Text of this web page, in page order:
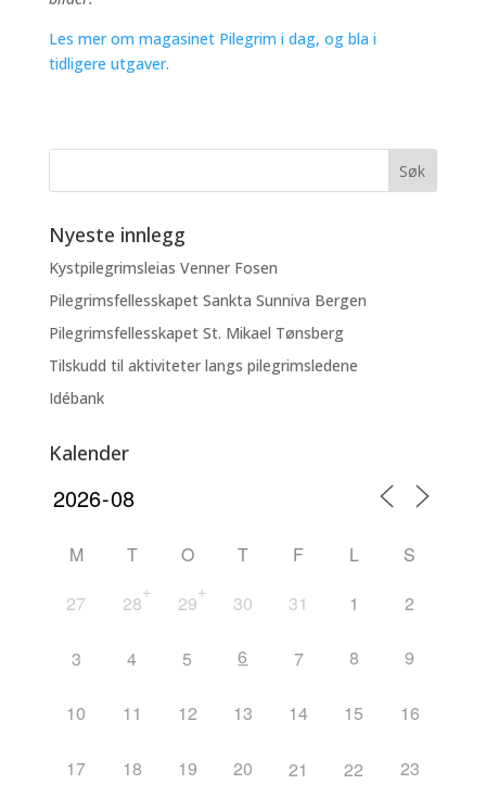
Les mer om magasinet Pilegrim i dag, og bla i
tidligere utgaver.
Nyeste innlegg
Kystpilegrimsleias Venner Fosen
Pilegrimsfellesskapet Sankta Sunniva Bergen
Pilegrimsfellesskapet St. Mikael Tønsberg
Tilskudd til aktiviteter langs pilegrimsledene
Idébank
Kalender
M T O T F L
S
27
28+ 29+ 30 31 1 2
3 4 5 6 7 8 9
10 11 12 13 14 15 16
17 18 19 20 21 22 23